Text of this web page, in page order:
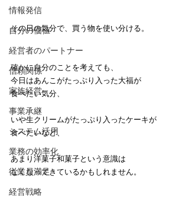
情報発信
自分の価値
経営者のパートナー
信頼関係
家族経営
事業承継
システム活用
業務の効率化
従業員満足
経営戦略
その日の気分で、買う物を使い分ける。
確かに自分のことを考えても、
今日はあんこがたっぷり入った大福が
食べたい気分、
いや生クリームがたっぷり入ったケーキが
食べたいなど、
あまり洋菓子和菓子という意識は
なくなってきているかもしれません。